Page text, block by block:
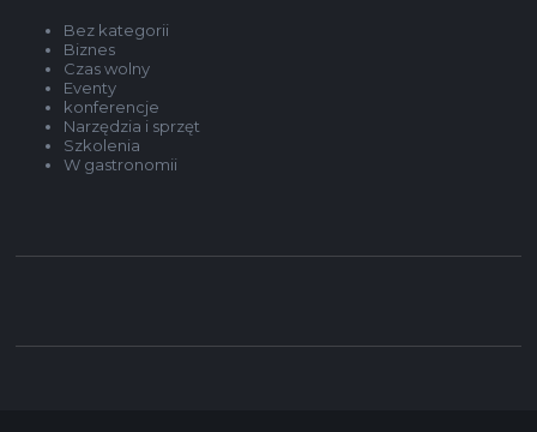
Bez kategorii
Biznes
Czas wolny
Eventy
konferencje
Narzędzia i sprzęt
Szkolenia
W gastronomii